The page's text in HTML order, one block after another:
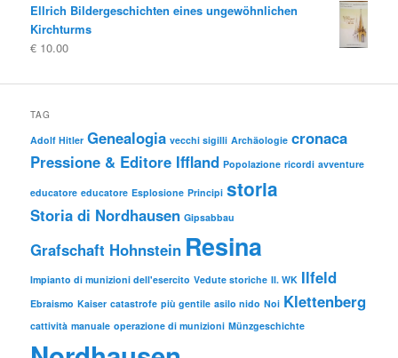
Ellrich Bildergeschichten eines ungewöhnlichen
Kirchturms
€ 10.00
TAG
Adolf Hitler Genealogia vecchi sigilli Archäologie cronaca
Pressione & Editore Iffland Popolazione ricordi avventure
educatore educatore Esplosione Principi storia
Storia di Nordhausen Gipsabbau
Grafschaft Hohnstein Resina
Impianto di munizioni dell'esercito Vedute storiche II. WK Ilfeld
Ebraismo Kaiser catastrofe più gentile asilo nido Noi Klettenberg
cattività manuale operazione di munizioni Münzgeschichte